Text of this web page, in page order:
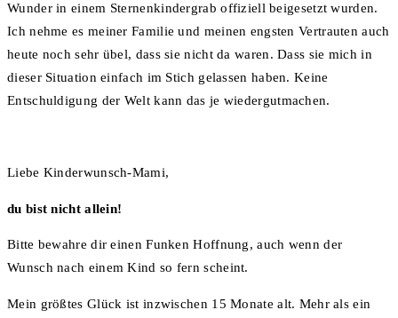
Wunder in einem Sternenkindergrab offiziell beigesetzt wurden.
Ich nehme es meiner Familie und meinen engsten Vertrauten auch
heute noch sehr übel, dass sie nicht da waren. Dass sie mich in
dieser Situation einfach im Stich gelassen haben. Keine
Entschuldigung der Welt kann das je wiedergutmachen.
Liebe Kinderwunsch-Mami,
du bist nicht allein!
Bitte bewahre dir einen Funken Hoffnung, auch wenn der
Wunsch nach einem Kind so fern scheint.
Mein größtes Glück ist inzwischen 15 Monate alt. Mehr als ein